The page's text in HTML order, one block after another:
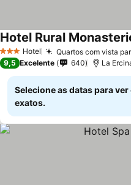
3 EstrelasHotel Quartos com vista
Hotel Rural
9,5 Excelente 640 La
Selecione as datas para
exatos.